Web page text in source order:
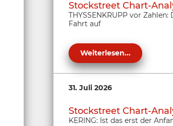
Stockstreet Chart-
THYSSENKRUPP vor
Fahrt auf
Weiterlesen...
31. Juli 2026
Stockstreet Chart-
KERING: Ist das erst der